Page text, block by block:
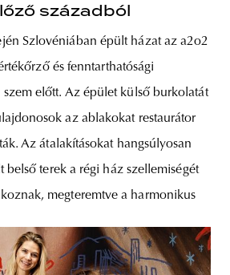
századból
Szlovéniában épült házat az a2o2
és fenntarthatósági
előtt. Az épület külső burkolatát
az ablakokat restaurátor
Az átalakításokat hangsúlyosan
belső terek a régi ház szellemiségét
megteremtve a harmonikus